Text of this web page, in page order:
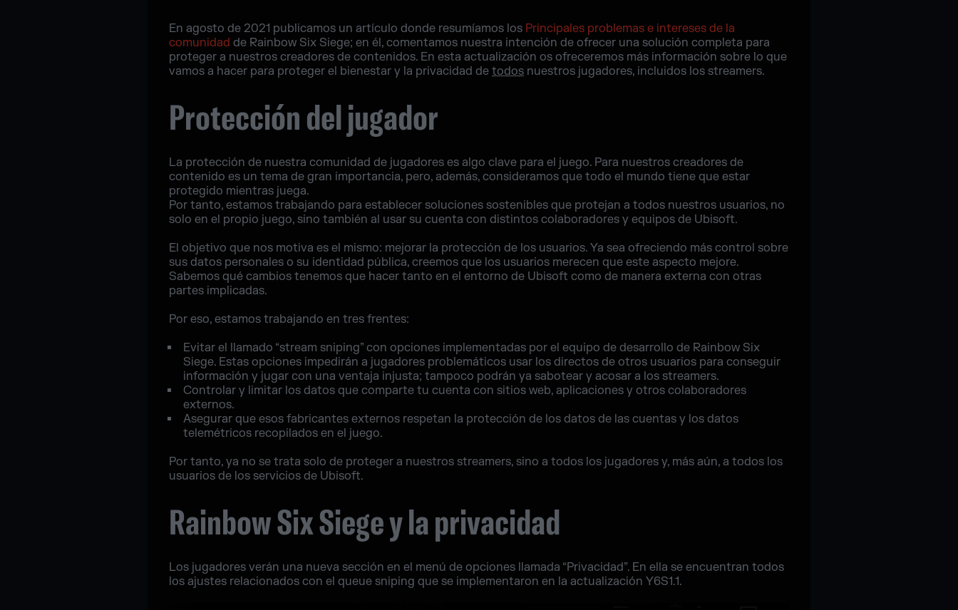
En agosto de 2021 publicamos un artículo donde resumíamos los Principales problemas e intereses de la
comunidad de Rainbow Six Siege; en él, comentamos nuestra intención de ofrecer una solución completa para
proteger a nuestros creadores de contenidos. En esta actualización os ofreceremos más información sobre lo que
vamos a hacer para proteger el bienestar y la privacidad de todos nuestros jugadores, incluidos los streamers.
Protección del jugador
La protección de nuestra comunidad de jugadores es algo clave para el juego. Para nuestros creadores de
contenido es un tema de gran importancia, pero, además, consideramos que todo el mundo tiene que estar
protegido mientras juega.
Por tanto, estamos trabajando para establecer soluciones sostenibles que protejan a todos nuestros usuarios, no
solo en el propio juego, sino también al usar su cuenta con distintos colaboradores y equipos de Ubisoft.
El objetivo que nos motiva es el mismo: mejorar la protección de los usuarios. Ya sea ofreciendo más control sobre
sus datos personales o su identidad pública, creemos que los usuarios merecen que este aspecto mejore.
Sabemos qué cambios tenemos que hacer tanto en el entorno de Ubisoft como de manera externa con otras
partes implicadas.
Por eso, estamos trabajando en tres frentes:
Evitar el llamado “stream sniping” con opciones implementadas por el equipo de desarrollo de Rainbow Six
Siege. Estas opciones impedirán a jugadores problemáticos usar los directos de otros usuarios para conseguir
información y jugar con una ventaja injusta; tampoco podrán ya sabotear y acosar a los streamers.
Controlar y limitar los datos que comparte tu cuenta con sitios web, aplicaciones y otros colaboradores
externos.
Asegurar que esos fabricantes externos respetan la protección de los datos de las cuentas y los datos
telemétricos recopilados en el juego.
Por tanto, ya no se trata solo de proteger a nuestros streamers, sino a todos los jugadores y, más aún, a todos los
usuarios de los servicios de Ubisoft.
Rainbow Six Siege y la privacidad
Los jugadores verán una nueva sección en el menú de opciones llamada “Privacidad”. En ella se encuentran todos
los ajustes relacionados con el queue sniping que se implementaron en la actualización Y6S1.1.